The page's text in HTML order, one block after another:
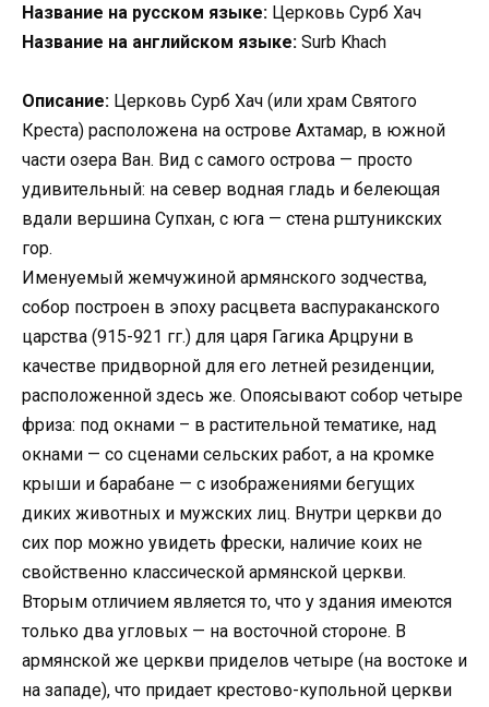
Название на русском языке: Церковь Сурб Хач
Название на английском языке: Surb Khach
Описание: Церковь Сурб Хач (или храм Святого
Креста) расположена на острове Ахтамар, в южной
части озера Ван. Вид с самого острова — просто
удивительный: на север водная гладь и белеющая
вдали вершина Супхан, с юга — стена рштуникских
гор.
Именуемый жемчужиной армянского зодчества,
собор построен в эпоху расцвета васпураканского
царства (915-921 гг.) для царя Гагика Арцруни в
качестве придворной для его летней резиденции,
расположенной здесь же. Опоясывают собор четыре
фриза: под окнами – в растительной тематике, над
окнами — со сценами сельских работ, а на кромке
крыши и барабане — с изображениями бегущих
диких животных и мужских лиц. Внутри церкви до
сих пор можно увидеть фрески, наличие коих не
свойственно классической армянской церкви.
Вторым отличием является то, что у здания имеются
только два угловых — на восточной стороне. В
армянской же церкви приделов четыре (на востоке и
на западе), что придает крестово-купольной церкви